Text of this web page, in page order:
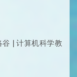
| 计算机科学教